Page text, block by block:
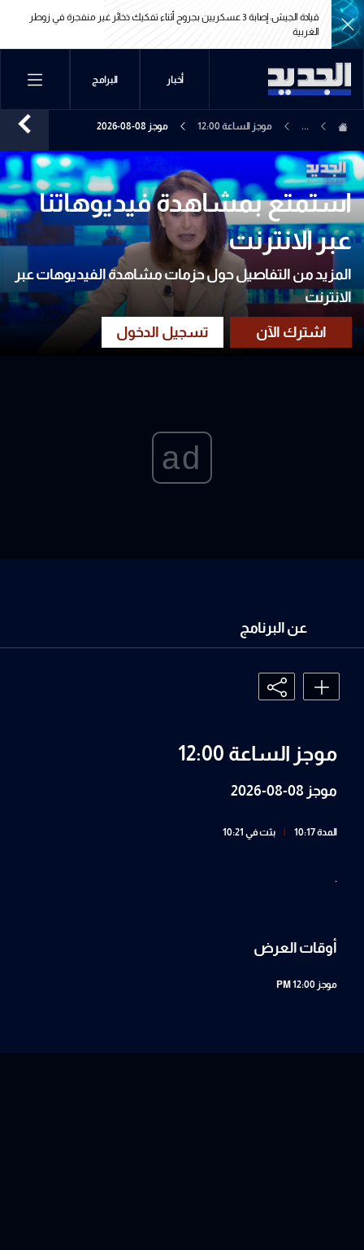
قيادة الجيش: إصابة 3 عسكريين بجروح أثناء تفكيك ذخائر غير منفجرة في زوطر
الغربية
الغربية
أخبار البرامج
... موجز الساعة 12:00 موجز 08-08-2026
استمتع بمشاهدة فيديوهاتنا
عبر الانترنت
المزيد من التفاصيل حول حزمات مشاهدة الفيديوهات عبر
الانترنت
ad
عن البرنامج
موجز الساعة 12:00
موجز 08-08-2026
المدة 10:17 بثت في 10:21
.
أوقات العرض
موجز 12:00 PM